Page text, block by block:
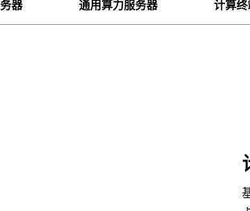
器 通用算力服务器 计算